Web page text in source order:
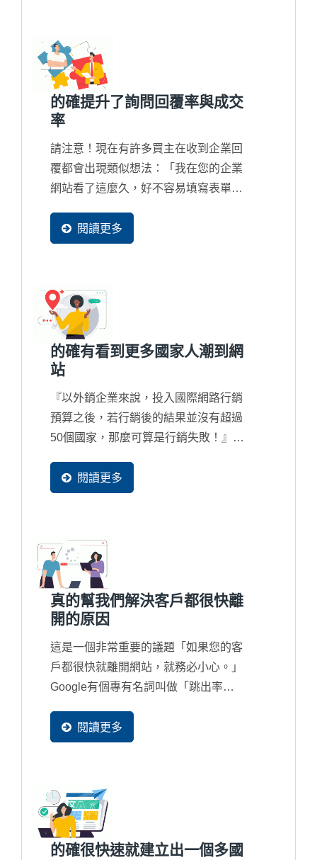
制化解決方案？或者根本是來比價？
的確提升了詢問回覆率與成交
率
請注意！現在有許多買主在收到企業回
覆都會出現類似想法：「我在您的企業
網站看了這麼久，好不容易填寫表單發
簡單，真的與另外一家的差別很大...」
如果您的業務團隊所回覆的內容過於簡
的競爭力問題了，甚至在詢問回覆上都
誤判了客戶的實際急切想要的內容，這
是...
閱讀更多
的確有看到更多國家人潮到網
站
『以外銷企業來說，投入國際網路行銷
預算之後，若行銷後的結果並沒有超過
50個國家，那麼可算是行銷失敗！』正
而現在搜尋引擎也都完全在地化在服
務，因此新一代的國際網路行銷一定讓
閱讀更多
真的幫我們解決客戶都很快離
開的原因
這是一個非常重要的議題「如果您的客
戶都很快就離開網站，就務必小心。」
Google有個專有名詞叫做「跳出率
閱讀更多
的確很快速就建立出一個多國